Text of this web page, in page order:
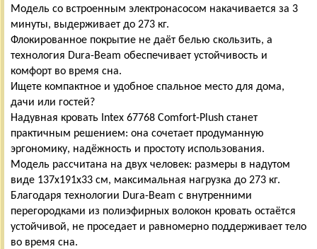
Модель со встроенным электронасосом накачивается за 3
минуты, выдерживает до 273 кг.
Флокированное покрытие не даёт белью скользить, а
технология Dura-Beam обеспечивает устойчивость и
комфорт во время сна.
Ищете компактное и удобное спальное место для дома,
дачи или гостей?
Надувная кровать Intex 67768 Comfort-Plush станет
практичным решением: она сочетает продуманную
эргономику, надёжность и простоту использования.
Модель рассчитана на двух человек: размеры в надутом
виде 137х191х33 см, максимальная нагрузка до 273 кг.
Благодаря технологии Dura-Beam с внутренними
перегородками из полиэфирных волокон кровать остаётся
устойчивой, не проседает и равномерно поддерживает тело
во время сна.